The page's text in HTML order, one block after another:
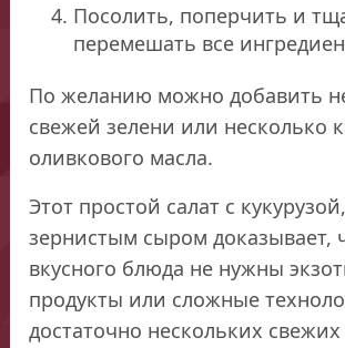
Посолить, поперчить и
перемешать все
По желанию можно добавить
свежей зелени или несколько
оливкового масла.
Этот простой салат с
зернистым сыром доказывает,
вкусного блюда не нужны
продукты или сложные
достаточно нескольких свежих